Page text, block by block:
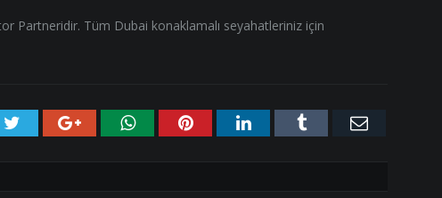
Partneridir. Tüm Dubai konaklamalı seyahatleriniz için
Twitter Google+WhatsAppPinterestLinkedInTumblr E-